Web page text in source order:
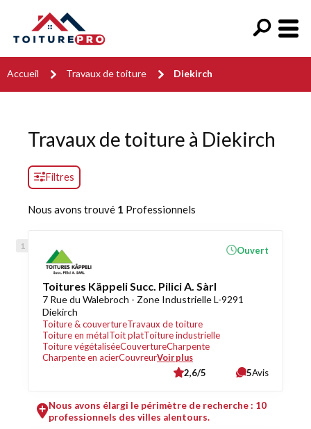
Accueil Travaux de toiture Diekirch
Travaux de toiture à Diekirch
Filtres
Nous avons trouvé 1 Professionnels
Toitures Käppeli Succ. Pilici A. Sàrl
7 Rue du Walebroch - Zone Industrielle L-9291
Diekirch
Toiture & couvertureTravaux de toiture
Toiture en métalToit platToiture industrielle
Toiture végétaliséeCouvertureCharpente
Charpente en acierCouvreurVoir plus
Ouvert
2,6/5 5Avis
Nous avons élargi le périmètre de recherche : 10
professionnels des villes alentours.